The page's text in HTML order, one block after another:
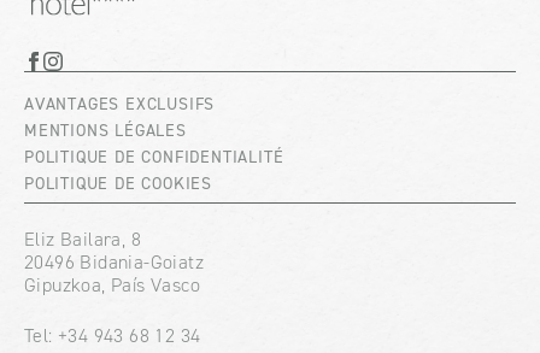
AVANTAGES EXCLUSIFS
MENTIONS LÉGALES
POLITIQUE DE CONFIDENTIALITÉ
POLITIQUE DE COOKIES
Eliz Bailara, 8
20496 Bidania-Goiatz
Gipuzkoa, País Vasco
Tel: +34 943 68 12 34